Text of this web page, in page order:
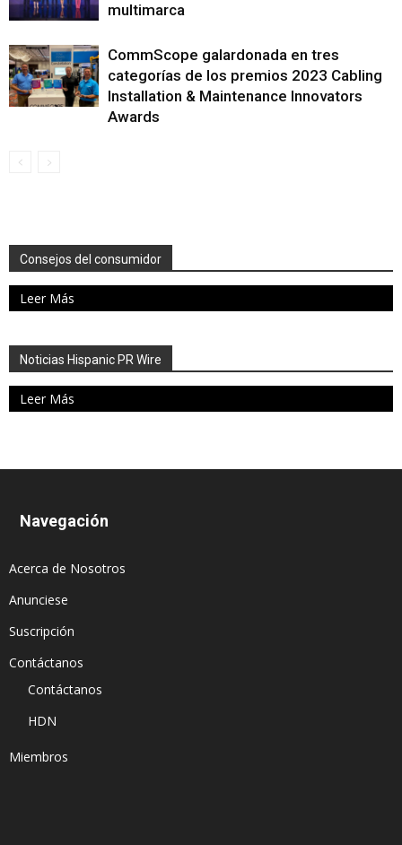
multimarca
CommScope galardonada en tres
categorías de los premios 2023 Cabling
Installation & Maintenance Innovators
Awards
Consejos del consumidor
Leer Más
Noticias Hispanic PR Wire
Leer Más
Navegación
Acerca de Nosotros
Anunciese
Suscripción
Contáctanos
Contáctanos
HDN
Miembros